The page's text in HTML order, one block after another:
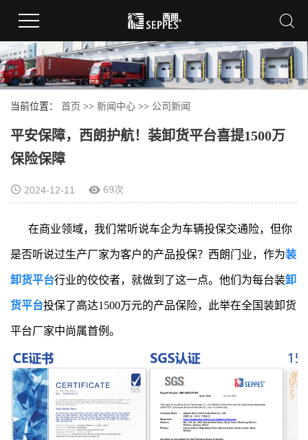
当前位置： 首页 >> 新闻中心 >> 公司新闻
平安保障，西朗护航！装卸货平台喜提1500万
保险保障
2024-12-11 69次
在商业领域，我们常听说车企为车辆投保交通险，但你
是否听说过生产厂家为客户的产品投保？西朗门业，作为装
卸货平台行业的佼佼者，就做到了这一点。他们为每台装卸
货平台投保了高达1500万元的产品保险，此举在全国装卸货
平台厂家中尚属首例。